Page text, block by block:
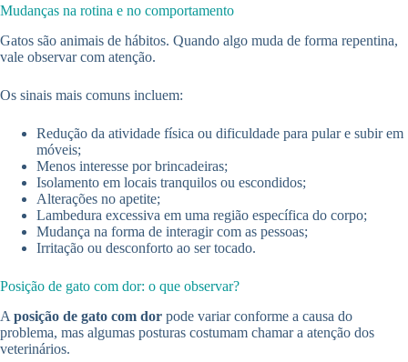
Mudanças na rotina e no comportamento
Gatos são animais de hábitos. Quando algo muda de forma repentina,
vale observar com atenção.
Os sinais mais comuns incluem:
Redução da atividade física ou dificuldade para pular e subir em
móveis;
Menos interesse por brincadeiras;
Isolamento em locais tranquilos ou escondidos;
Alterações no apetite;
Lambedura excessiva em uma região específica do corpo;
Mudança na forma de interagir com as pessoas;
Irritação ou desconforto ao ser tocado.
Posição de gato com dor: o que observar?
A posição de gato com dor pode variar conforme a causa do
problema, mas algumas posturas costumam chamar a atenção dos
veterinários.